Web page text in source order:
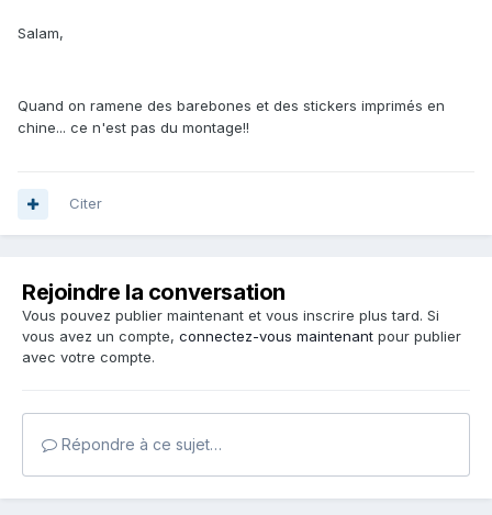
Salam,
Quand on ramene des barebones et des stickers imprimés en
chine... ce n'est pas du montage!!
Citer
Rejoindre la conversation
Vous pouvez publier maintenant et vous inscrire plus tard. Si
vous avez un compte, connectez-vous maintenant pour publier
avec votre compte.
Répondre à ce sujet…